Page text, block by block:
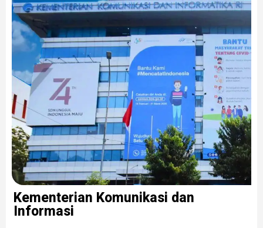
Kementerian Komunikasi dan
Informasi